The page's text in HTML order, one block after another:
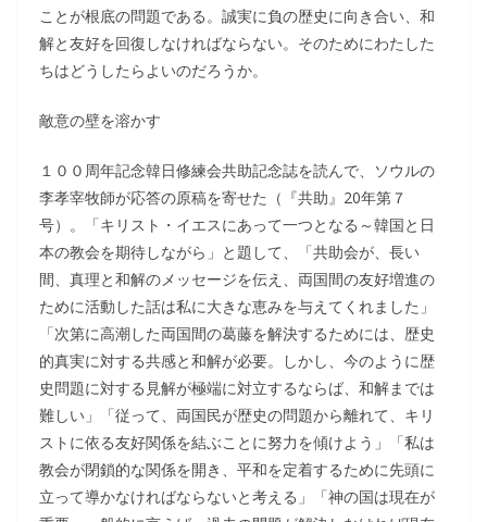
ことが根底の問題である。誠実に負の歴史に向き合い、和
解と友好を回復しなければならない。そのためにわたした
ちはどうしたらよいのだろうか。
敵意の壁を溶かす
１００周年記念韓日修練会共助記念誌を読んで、ソウルの
李孝宰牧師が応答の原稿を寄せた（『共助』20年第７
号）。「キリスト・イエスにあって一つとなる～韓国と日
本の教会を期待しながら」と題して、「共助会が、長い
間、真理と和解のメッセージを伝え、両国間の友好増進の
ために活動した話は私に大きな恵みを与えてくれました」
「次第に高潮した両国間の葛藤を解決するためには、歴史
的真実に対する共感と和解が必要。しかし、今のように歴
史問題に対する見解が極端に対立するならば、和解までは
難しい」「従って、両国民が歴史の問題から離れて、キリ
ストに依る友好関係を結ぶことに努力を傾けよう」「私は
教会が閉鎖的な関係を開き、平和を定着するために先頭に
立って導かなければならないと考える」「神の国は現在が